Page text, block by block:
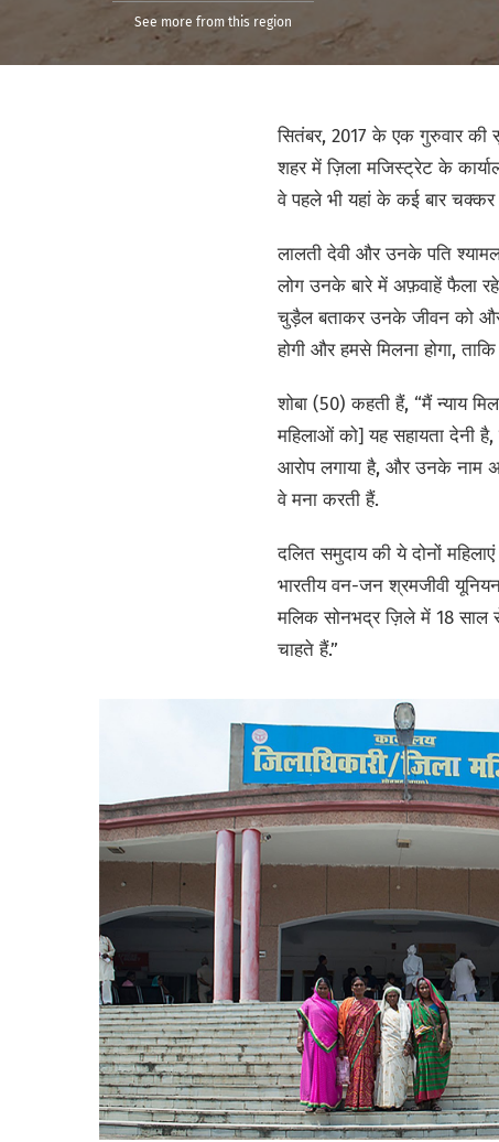
See more from this region
सितंबर, 2017 के एक गुरुवार की
शहर में ज़िला मजिस्ट्रेट के
वे पहले भी यहां के कई बार
लालती देवी और उनके पति
लोग उनके बारे में अफ़वाहें फैला
चुड़ैल बताकर उनके जीवन को और
होगी और हमसे मिलना होगा,
शोबा (50) कहती हैं, “मैं न्याय
महिलाओं को] यह सहायता देनी
आरोप लगाया है, और उनके नाम
वे मना करती हैं.
दलित समुदाय की ये दोनों
भारतीय वन-जन श्रमजीवी
मलिक सोनभद्र ज़िले में 18 साल
चाहते हैं.”